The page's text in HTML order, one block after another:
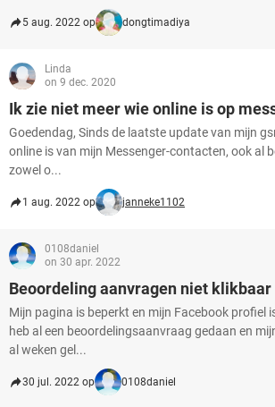
5 aug. 2022 op dongtimadiya
Linda
on 9 dec. 2020
Ik zie niet meer wie online is op
Goedendag, Sinds de laatste update van mijn
online is van mijn Messenger-contacten, ook al
zowel o...
1 aug. 2022 op janneke1102
0108daniel
on 30 apr. 2022
Beoordeling aanvragen niet klikbaar
Mijn pagina is beperkt en mijn Facebook profiel
heb al een beoordelingsaanvraag gedaan en
al weken gel...
30 jul. 2022 op 0108daniel